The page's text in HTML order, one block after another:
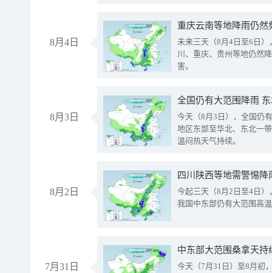
8月4日
重庆云南等地降雨仍然
未来三天（8月4日至6日
川、重庆、贵州等地仍然
害。
8月3日
全国仍有大范围降雨
今天（8月3日），全国仍
地区东部至华北、东北一
温闷热天气持续。
8月2日
今起三天（8月2日至4日
我国中东部仍有大范围高
7月31日
中东部大范围桑拿天
今天（7月31日）至8月初